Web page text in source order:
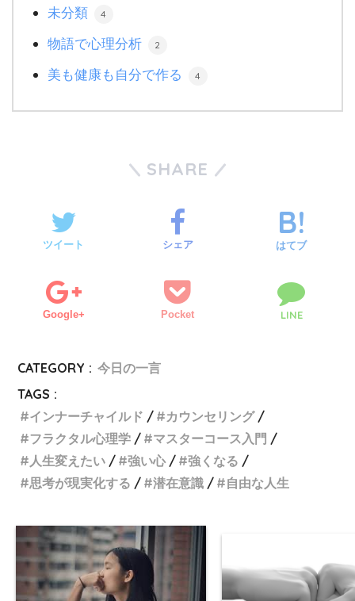
未分類 4
物語で心理分析 2
美も健康も自分で作る 4
SHARE
ツイート シェア はてブ
Google+ Pocket LINE
CATEGORY : 今日の一言
TAGS :
インナーチャイルド
カウンセリング
フラクタル心理学
マスターコース入門
人生変えたい
強い心
強くなる
思考が現実化する
潜在意識 自由な人生